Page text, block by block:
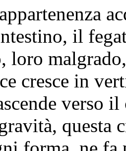
il
loro
cresce in
verso
questa